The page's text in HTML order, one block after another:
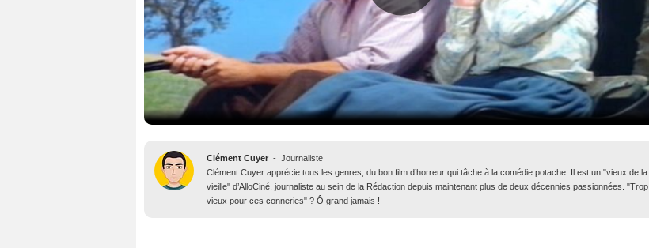
Clément Cuyer - Journaliste
Clément Cuyer apprécie tous les genres, du bon film d’horreur qui tâche à la comédie potache. Il est un "vieux de la
vieille" d’AlloCiné, journaliste au sein de la Rédaction depuis maintenant plus de deux décennies passionnées. "Trop
vieux pour ces conneries" ? Ô grand jamais !